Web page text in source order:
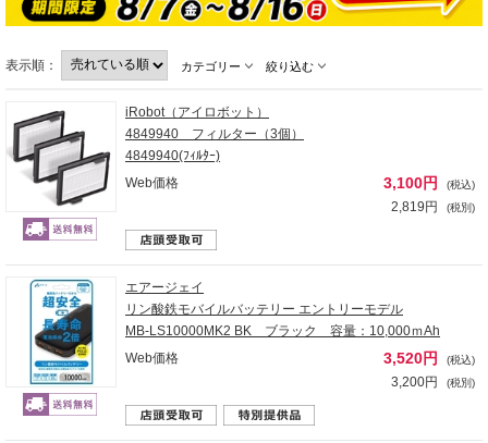
表示順： カテゴリー 絞り込む
iRobot（アイロボット）
4849940 フィルター（3個）
4849940(ﾌｨﾙﾀｰ)
Web価格
3,100円 (税込)
2,819円 (税別)
エアージェイ
リン酸鉄モバイルバッテリー エントリーモデル
MB-LS10000MK2 BK ブラック 容量：10,000ｍAh
Web価格
3,520円 (税込)
3,200円 (税別)